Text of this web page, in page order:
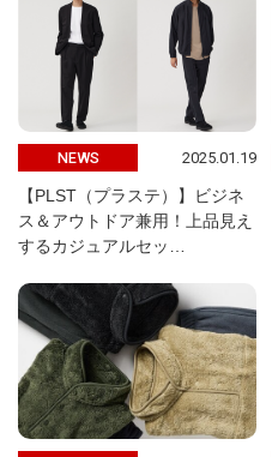
NEWS 2025.01.19
【PLST（プラステ）】ビジネ
ス＆アウトドア兼用！上品見え
するカジュアルセッ…